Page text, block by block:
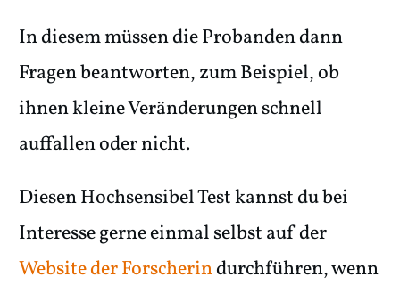
In diesem müssen die Probanden dann
Fragen beantworten, zum Beispiel, ob
ihnen kleine Veränderungen schnell
auffallen oder nicht.
Diesen Hochsensibel Test kannst du bei
Interesse gerne einmal selbst auf der
Website der Forscherindurchführen, wenn